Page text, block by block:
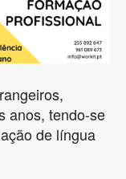
anos, tendo-se
de língua